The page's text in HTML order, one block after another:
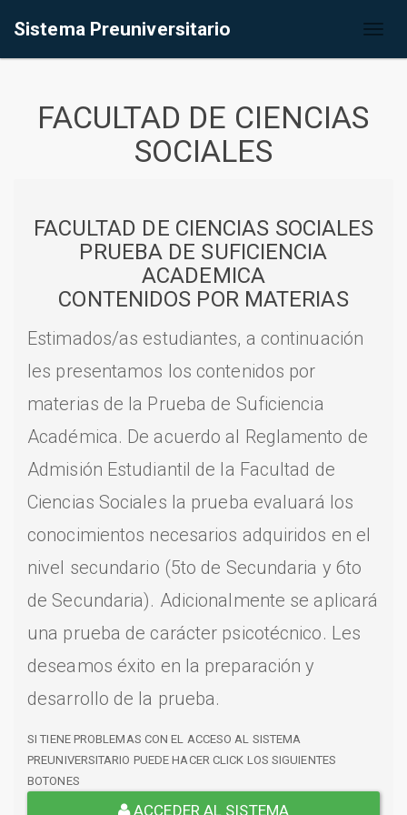
Sistema Preuniversitario
FACULTAD DE CIENCIAS
SOCIALES
FACULTAD DE CIENCIAS SOCIALES
PRUEBA DE SUFICIENCIA
ACADEMICA
CONTENIDOS POR MATERIAS
Estimados/as estudiantes, a continuación
les presentamos los contenidos por
materias de la Prueba de Suficiencia
Académica. De acuerdo al Reglamento de
Admisión Estudiantil de la Facultad de
Ciencias Sociales la prueba evaluará los
conocimientos necesarios adquiridos en el
nivel secundario (5to de Secundaria y 6to
de Secundaria). Adicionalmente se aplicará
una prueba de carácter psicotécnico. Les
deseamos éxito en la preparación y
desarrollo de la prueba.
SI TIENE PROBLEMAS CON EL ACCESO AL SISTEMA
PREUNIVERSITARIO PUEDE HACER CLICK LOS SIGUIENTES
BOTONES
ACCEDER AL SISTEMA